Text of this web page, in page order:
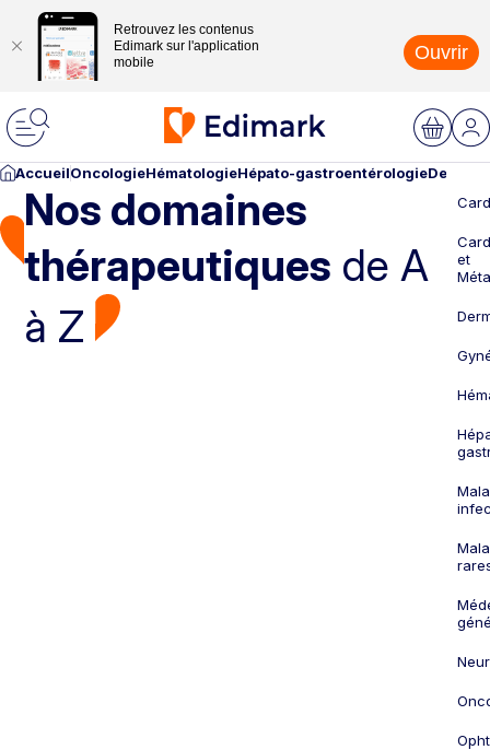
Retrouvez les contenus
Edimark sur l'application
mobile
Ouvrir
AccueilOncologieHématologieHépato-gastroentérologie
Nos domaines
thérapeutiques de A
à Z
et